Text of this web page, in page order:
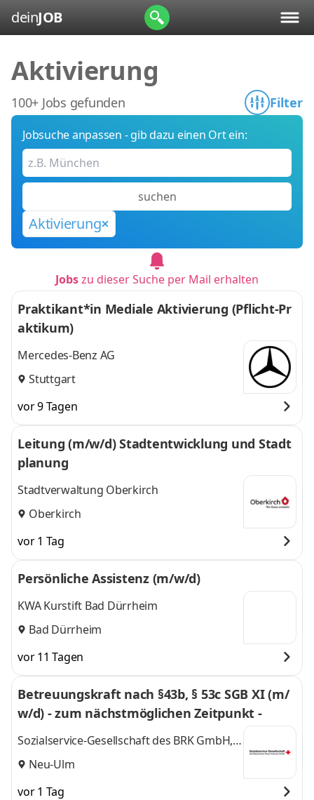
deinJOB
Aktivierung
100+ Jobs gefunden Filter
Jobsuche anpassen - gib dazu einen Ort ein:
suchen
Aktivierung
Jobszu dieser Suche per Mail erhalten
Praktikant*in Mediale Aktivierung (Pflicht-Pr
aktikum)
Mercedes-Benz AG
Stuttgart
vor 9 Tagen
Leitung (m/w/d) Stadtentwicklung und Stadt
planung
Stadtverwaltung Oberkirch
Oberkirch
vor 1 Tag
Persönliche Assistenz (m/w/d)
KWA Kurstift Bad Dürrheim
Bad Dürrheim
vor 11 Tagen
Betreuungskraft nach §43b, § 53c SGB XI (m/
w/d) - zum nächstmöglichen Zeitpunkt -
Sozialservice-Gesellschaft des BRK GmbH,
SeniorenWohnen Neu Ulm Ludwigsfeld
Neu-Ulm
vor 1 Tag